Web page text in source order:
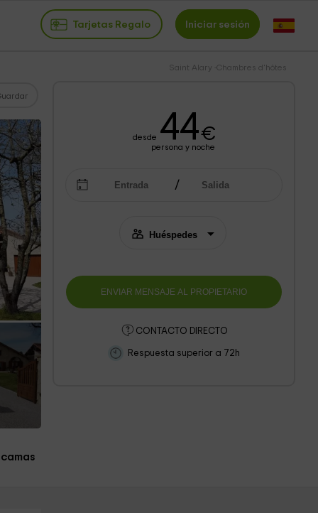
Tarjetas Regalo Iniciar sesión
Saint Alary -Chambres d'hôtes
desde 44€
persona y noche
CONTACTO DIRECTO
Respuesta superior a 72h
camas